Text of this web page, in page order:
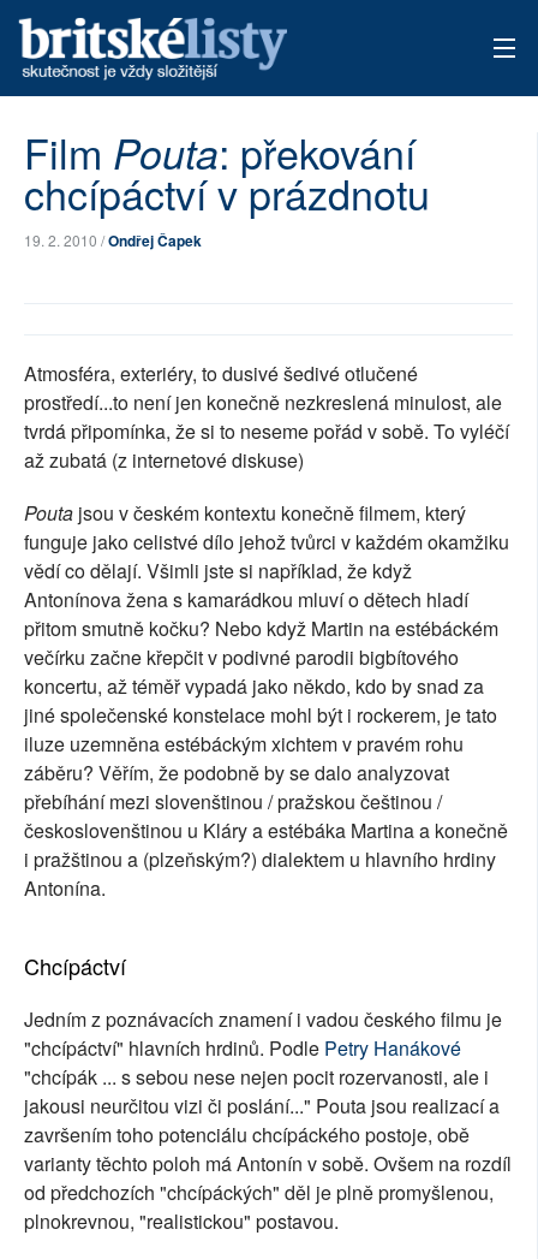
ARCHIV
TÉMATA
Film Pouta: překování
chcípáctví v prázdnotu
19. 2. 2010 /Ondřej Čapek
Atmosféra, exteriéry, to dusivé šedivé otlučené
prostředí...to není jen konečně nezkreslená minulost, ale
tvrdá připomínka, že si to neseme pořád v sobě. To vyléčí
až zubatá (z internetové diskuse)
Pouta jsou v českém kontextu konečně filmem, který
funguje jako celistvé dílo jehož tvůrci v každém okamžiku
vědí co dělají. Všimli jste si například, že když
Antonínova žena s kamarádkou mluví o dětech hladí
přitom smutně kočku? Nebo když Martin na estébáckém
večírku začne křepčit v podivné parodii bigbítového
koncertu, až téměř vypadá jako někdo, kdo by snad za
jiné společenské konstelace mohl být i rockerem, je tato
iluze uzemněna estébáckým xichtem v pravém rohu
záběru? Věřím, že podobně by se dalo analyzovat
přebíhání mezi slovenštinou / pražskou češtinou /
českoslovenštinou u Kláry a estébáka Martina a konečně
i pražštinou a (plzeňským?) dialektem u hlavního hrdiny
Antonína.
Chcípáctví
Jedním z poznávacích znamení i vadou českého filmu je
"chcípáctví" hlavních hrdinů. Podle Petry Hanákové
"chcípák ... s sebou nese nejen pocit rozervanosti, ale i
jakousi neurčitou vizi či poslání..." Pouta jsou realizací a
završením toho potenciálu chcípáckého postoje, obě
varianty těchto poloh má Antonín v sobě. Ovšem na rozdíl
od předchozích "chcípáckých" děl je plně promyšlenou,
plnokrevnou, "realistickou" postavou.